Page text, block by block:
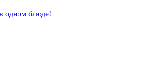
одном блюде!